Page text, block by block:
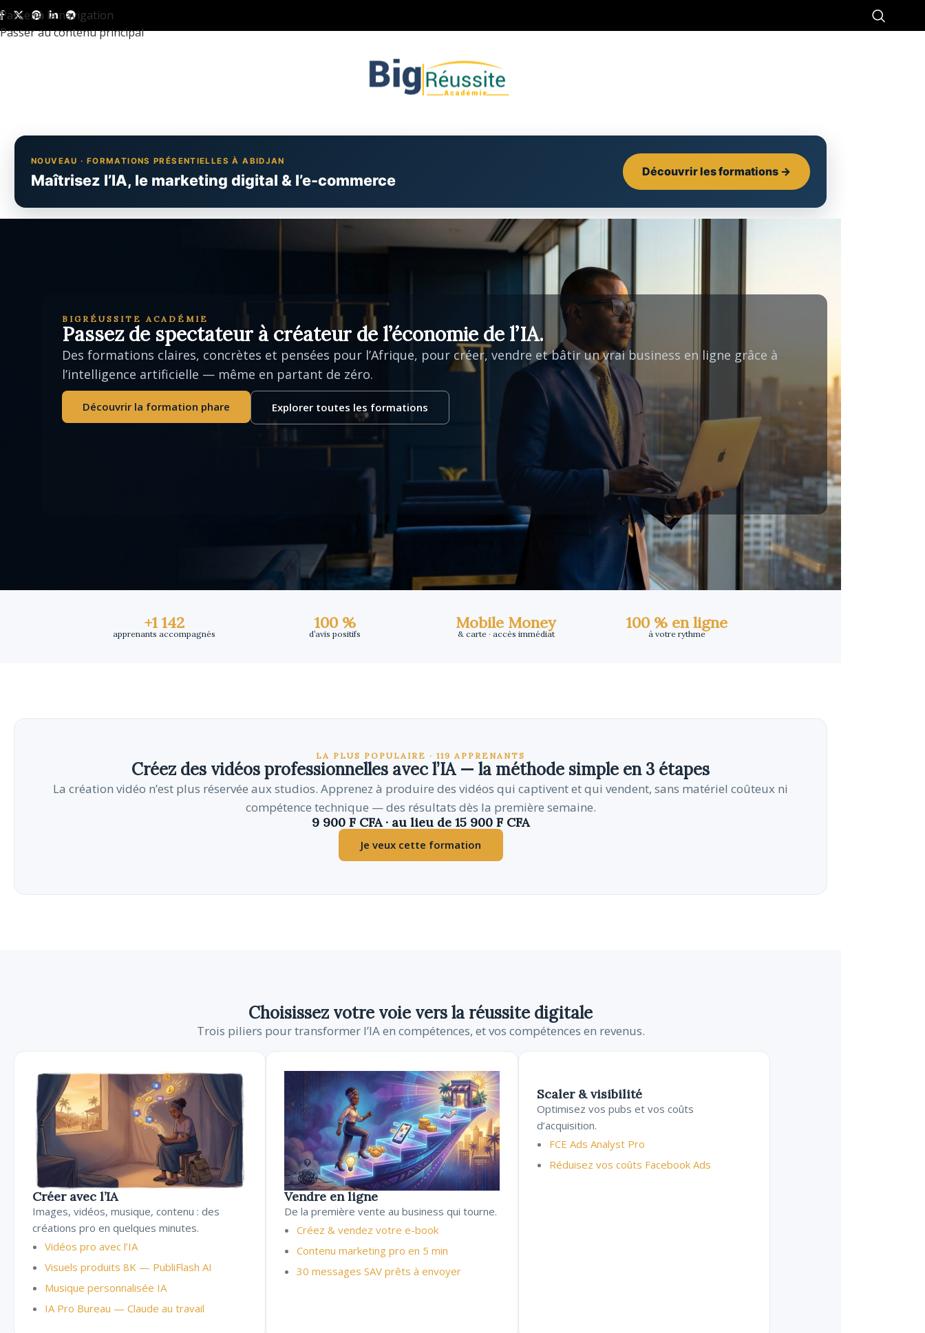
Passer à la navigation
Passer au contenu principal
NOUVEAU · FORMATIONS PRÉSENTIELLES À ABIDJAN
Maîtrisez l’IA, le marketing digital & l’e-commerce Découvrir les formations →
BIGRÉUSSITE ACADÉMIE
Passez de spectateur à créateur de l’économie de l’IA.
Des formations claires, concrètes et pensées pour l’Afrique, pour créer, vendre et bâtir un vrai business en ligne grâce à
l’intelligence artificielle — même en partant de zéro.
Découvrir la formation phare Explorer toutes les formations
+1 142
apprenants accompagnés
100 %
d’avis positifs
Mobile Money
& carte · accès immédiat
100 % en ligne
à votre rythme
LA PLUS POPULAIRE · 119 APPRENANTS
Créez des vidéos professionnelles avec l’IA — la méthode simple en 3 étapes
La création vidéo n’est plus réservée aux studios. Apprenez à produire des vidéos qui captivent et qui vendent, sans matériel coûteux ni
compétence technique — des résultats dès la première semaine.
9 900 F CFA · au lieu de 15 900 F CFA
Je veux cette formation
Choisissez votre voie vers la réussite digitale
Trois piliers pour transformer l’IA en compétences, et vos compétences en revenus.
Créer avec l’IA
Images, vidéos, musique, contenu : des
créations pro en quelques minutes.
Vidéos pro avec l’IA
Visuels produits 8K — PubliFlash AI
Musique personnalisée IA
IA Pro Bureau — Claude au travail
Vendre en ligne
De la première vente au business qui tourne.
Créez & vendez votre e-book
Contenu marketing pro en 5 min
30 messages SAV prêts à envoyer
Scaler & visibilité
Optimisez vos pubs et vos coûts
d’acquisition.
FCE Ads Analyst Pro
Réduisez vos coûts Facebook Ads